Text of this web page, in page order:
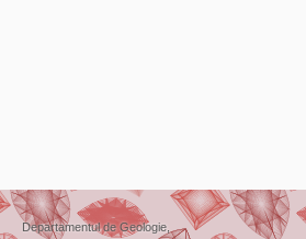
Departamentul de Geologie,